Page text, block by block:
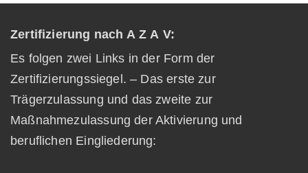
Zertifizierung nach A Z A V:
Es folgen zwei Links in der Form der
Zertifizierungssiegel. – Das erste zur
Trägerzulassung und das zweite zur
Maßnahmezulassung der Aktivierung und
beruflichen Eingliederung: